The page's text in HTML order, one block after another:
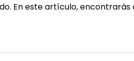
En este artículo,